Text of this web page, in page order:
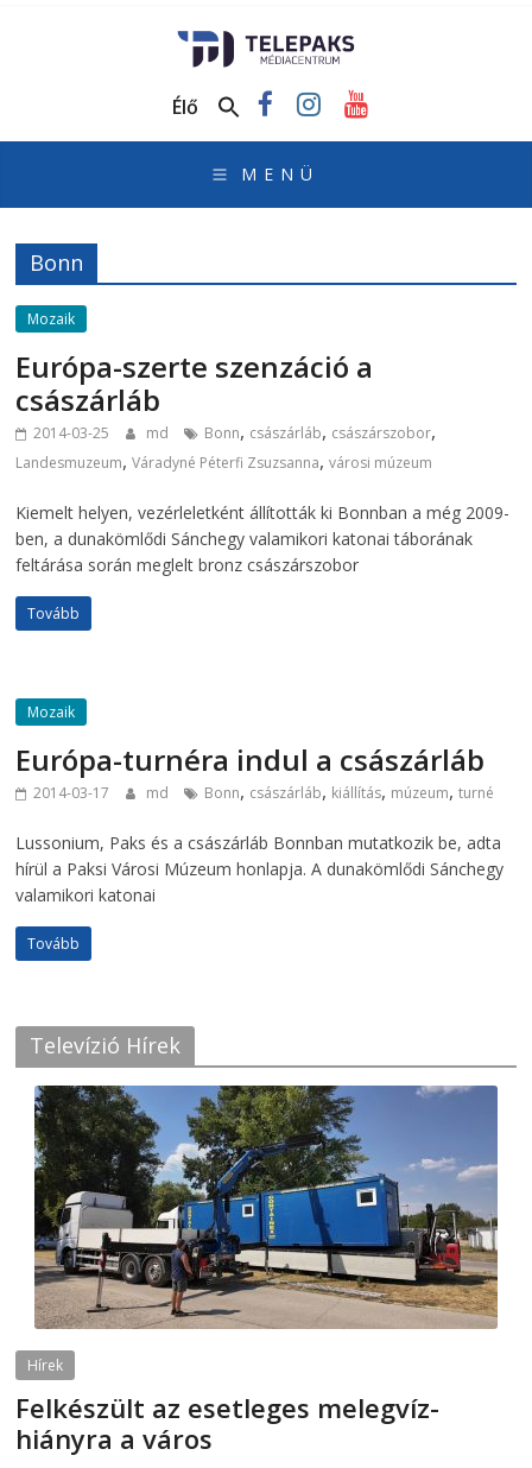
Médiacentrum
honlapja
Élő
Bonn
Mozaik
Európa-szerte szenzáció a
császárláb
2014-03-25 md Bonn, császárláb, császárszobor,
Landesmuzeum,Váradyné Péterfi Zsuzsanna,városi múzeum
Kiemelt helyen, vezérleletként állították ki Bonnban a még 2009-
ben, a dunakömlődi Sánchegy valamikori katonai táborának
feltárása során meglelt bronz császárszobor
Tovább
Mozaik
Európa-turnéra indul a császárláb
2014-03-17 md Bonn, császárláb, kiállítás, múzeum,turné
Lussonium, Paks és a császárláb Bonnban mutatkozik be, adta
hírül a Paksi Városi Múzeum honlapja. A dunakömlődi Sánchegy
valamikori katonai
Tovább
Televízió Hírek
Hírek
Felkészült az esetleges melegvíz-
hiányra a város